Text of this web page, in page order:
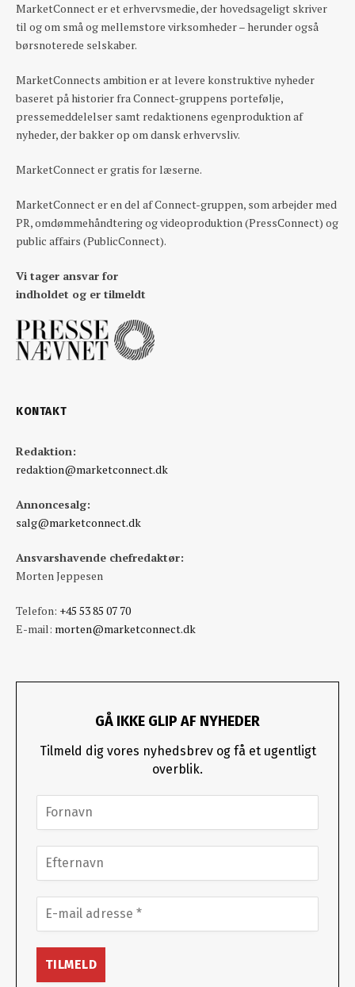
MarketConnect er et erhvervsmedie, der hovedsageligt skriver
til og om små og mellemstore virksomheder – herunder også
børsnoterede selskaber.
MarketConnects ambition er at levere konstruktive nyheder
baseret på historier fra Connect-gruppens portefølje,
pressemeddelelser samt redaktionens egenproduktion af
nyheder, der bakker op om dansk erhvervsliv.
MarketConnect er gratis for læserne.
MarketConnect er en del af Connect-gruppen, som arbejder med
PR, omdømmehåndtering og videoproduktion (PressConnect) og
public affairs (PublicConnect).
Vi tager ansvar for
indholdet og er tilmeldt
KONTAKT
Redaktion:
redaktion@marketconnect.dk
Annoncesalg:
salg@marketconnect.dk
Ansvarshavende chefredaktør:
Morten Jeppesen
Telefon: +45 53 85 07 70
E-mail: morten@marketconnect.dk
GÅ IKKE GLIP AF NYHEDER
Tilmeld dig vores nyhedsbrev og få et ugentligt
overblik.